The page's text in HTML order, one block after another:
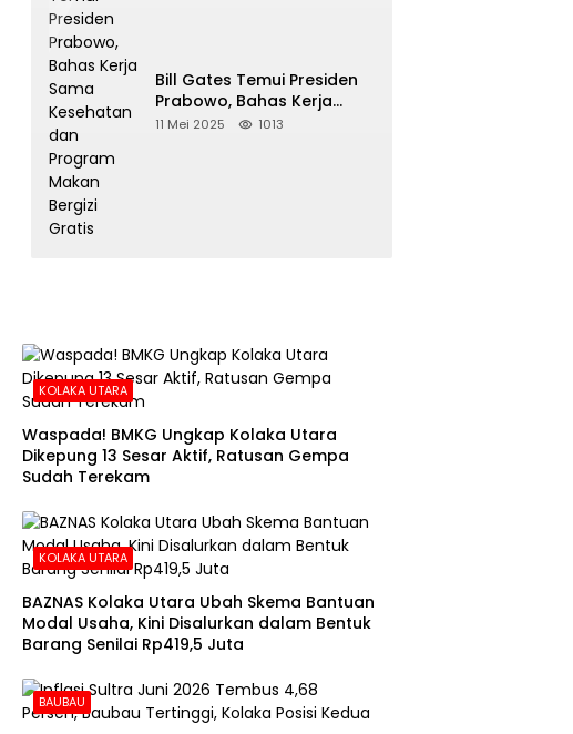
Bill Gates Temui Presiden
Prabowo, Bahas Kerja
Sama Kesehatan dan
11 Mei 2025 1013
KOLAKA UTARA
Waspada! BMKG Ungkap Kolaka Utara
Dikepung 13 Sesar Aktif, Ratusan Gempa
Sudah Terekam
KOLAKA UTARA
BAZNAS Kolaka Utara Ubah Skema Bantuan
Modal Usaha, Kini Disalurkan dalam Bentuk
Barang Senilai Rp419,5 Juta
BAUBAU